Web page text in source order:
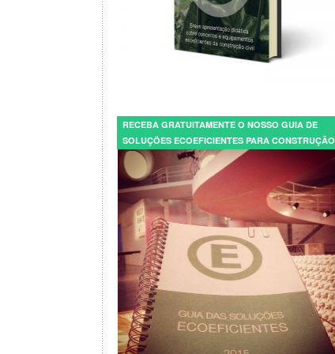
RECEBA GRATUITAMENTE O NOSSO GUIA DE
SOLUÇÕES ECOEFICIENTES PARA CONSTRUÇÃO